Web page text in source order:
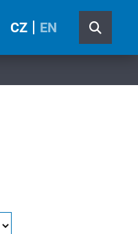
CZ EN